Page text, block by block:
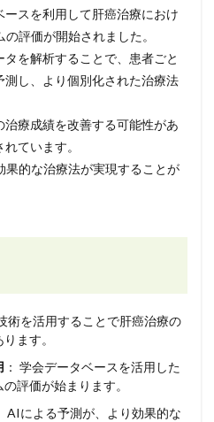
スを利用して肝癌治療におけ
評価が開始されました。
を解析することで、患者ごと
し、より個別化された治療法
療成績を改善する可能性があ
ています。
的な治療法が実現することが
術を活用することで肝癌治療の
ます。
： 学会データベースを活用した
評価が始まります。
AIによる予測が、より効果的な